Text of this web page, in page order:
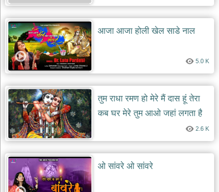
आजा आजा होली खेल साडे नाल
5.0 K
तुम राधा रमण हो मेरे मैं दास हूं तेरा
कब घर मेरे तुम आओ जहां लगता है
2.6 K
ओ सांवरे ओ सांवरे